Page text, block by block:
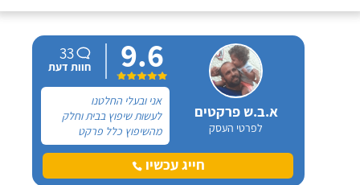
א.ב.ש פרקטים
לפרטי העסק
9.6
33
חוות דעת
אני ובעלי החלטנו
לעשות שיפוץ בבית וחלק
מהשיפוץ כלל פרקט
למינציה שיותקן מעל
הריצוף (הישן) הקיים. קנינו
את הפרקט מחנות חיצונית
חייג עכשיו